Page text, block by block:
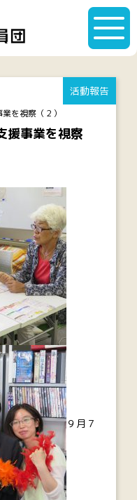
を視察（２）
援事業を視察
活動報告
９月７